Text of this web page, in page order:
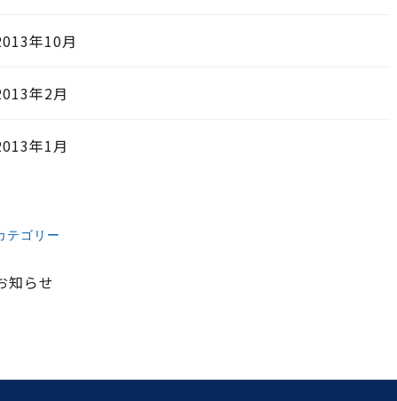
年10月
年2月
年1月
テゴリー
知らせ